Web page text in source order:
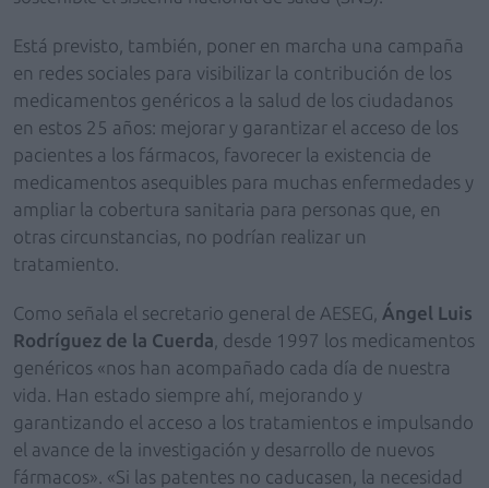
Está previsto, también, poner en marcha una campaña
en redes sociales para visibilizar la contribución de los
medicamentos genéricos a la salud de los ciudadanos
en estos 25 años: mejorar y garantizar el acceso de los
pacientes a los fármacos, favorecer la existencia de
medicamentos asequibles para muchas enfermedades y
ampliar la cobertura sanitaria para personas que, en
otras circunstancias, no podrían realizar un
tratamiento.
Como señala el secretario general de AESEG, Ángel Luis
Rodríguez de la Cuerda , desde 1997 los medicamentos
genéricos «nos han acompañado cada día de nuestra
vida. Han estado siempre ahí, mejorando y
garantizando el acceso a los tratamientos e impulsando
el avance de la investigación y desarrollo de nuevos
fármacos». «Si las patentes no caducasen, la necesidad